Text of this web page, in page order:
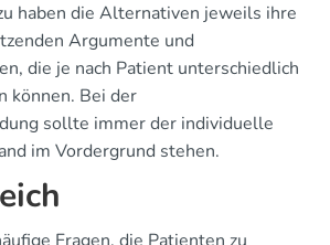
haben die Alternativen jeweils ihre
Argumente und
die je nach Patient unterschiedlich
können. Bei der
sollte immer der individuelle
im Vordergrund stehen.